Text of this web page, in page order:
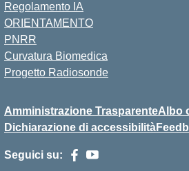
Regolamento IA
ORIENTAMENTO
PNRR
Curvatura Biomedica
Progetto Radiosonde
Amministrazione TrasparenteAlbo
Dichiarazione di accessibilità
Seguici su: